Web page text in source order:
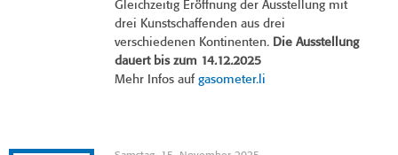
Gleichzeitig Eröffnung der Ausstellung mit
drei Kunstschaffenden aus drei
verschiedenen Kontinenten. Die Ausstellung
dauert bis zum 14.12.2025
Mehr Infos aufgasometer.li